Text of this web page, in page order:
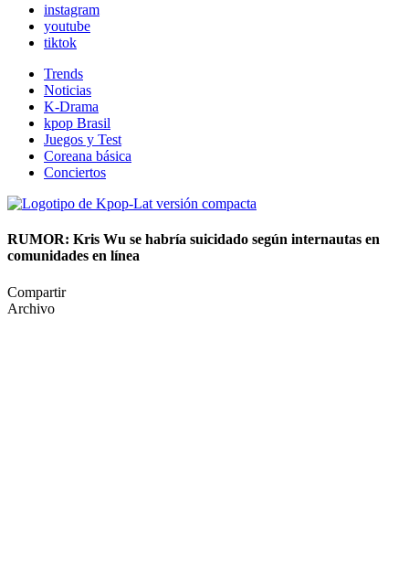
instagram
youtube
tiktok
Trends
Noticias
K-Drama
kpop Brasil
Juegos y Test
Coreana básica
Conciertos
RUMOR: Kris Wu se habría suicidado según internautas en
comunidades en línea
Compartir
Archivo